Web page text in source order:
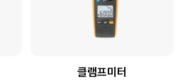
클램프미터